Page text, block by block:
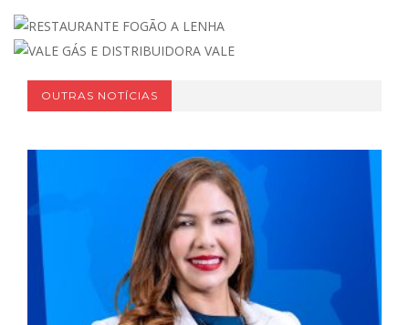
OUTRAS NOTÍCIAS